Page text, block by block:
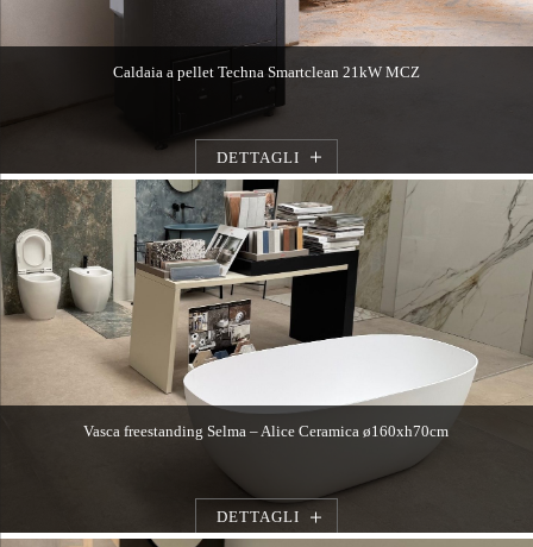
Caldaia a pellet Techna Smartclean 21kW MCZ
DETTAGLI
Vasca freestanding Selma – Alice Ceramica ø160xh70cm
DETTAGLI